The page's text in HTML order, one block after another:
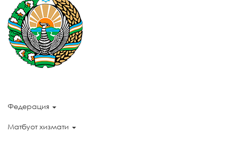
Федерация
Матбуот хизмати